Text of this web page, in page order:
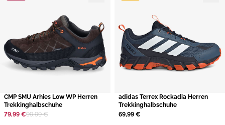
CMP SMU Arhies Low WP Herren
Trekkinghalbschuhe
79,99 €99,99 €
adidas Terrex Rockadia Herren
Trekkinghalbschuhe
69,99 €